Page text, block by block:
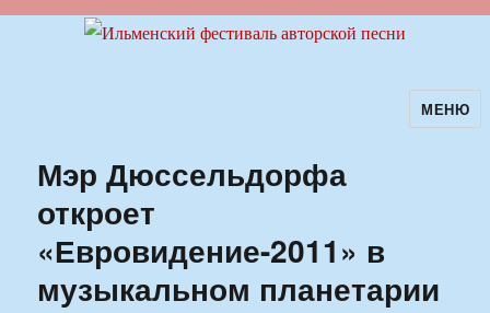
Ильменский фестиваль авторскойМЕНЮ
Мэр Дюссельдорфа
откроет
«Евровидение-2011» в
музыкальном планетарии